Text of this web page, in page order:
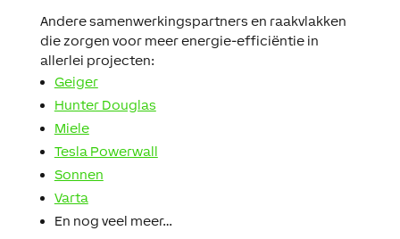
Andere samenwerkingspartners en raakvlakken
die zorgen voor meer energie-efficiëntie in
allerlei projecten:
Geiger
Hunter Douglas
Miele
Tesla Powerwall
Sonnen
Varta
En nog veel meer…